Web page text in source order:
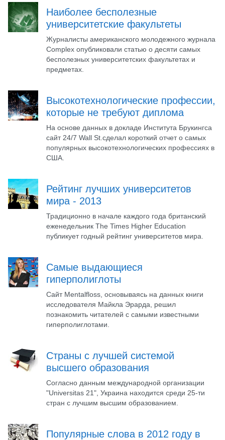
Наиболее бесполезные
университетские факультеты
Журналисты американского молодежного журнала
Complex опубликовали статью о десяти самых
бесполезных университетских факультетах и
предметах.
Высокотехнологические профессии,
которые не требуют диплома
На основе данных в докладе Института Брукингса
сайт 24/7 Wall St.сделал короткий отчет о самых
популярных высокотехнологических профессиях в
США.
Рейтинг лучших университетов
мира - 2013
Традиционно в начале каждого года британский
еженедельник The Times Higher Education
публикует годный рейтинг университетов мира.
Самые выдающиеся
гиперполиглоты
Сайт Mentalfloss, основываясь на данных книги
исследователя Майкла Эрарда, решил
познакомить читателей с самыми известными
гиперполиглотами.
Страны с лучшей системой
высшего образования
Согласно данным международной организации
"Universitas 21", Украина находится среди 25-ти
стран с лучшим высшим образованием.
Популярные слова в 2012 году в